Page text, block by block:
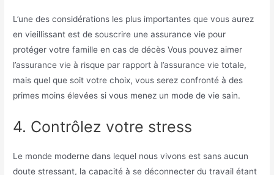
L’une des considérations les plus importantes que vous aurez
en vieillissant est de souscrire une assurance vie pour
protéger votre famille en cas de décèsVous pouvez aimer
l’assurance vie à risque par rapport à l’assurance vie totale,
mais quel que soit votre choix, vous serez confronté à des
primes moins élevées si vous menez un mode de vie sain.
4. Contrôlez votre stress
Le monde moderne dans lequel nous vivons est sans aucun
doute stressant, la capacité à se déconnecter du travail étant